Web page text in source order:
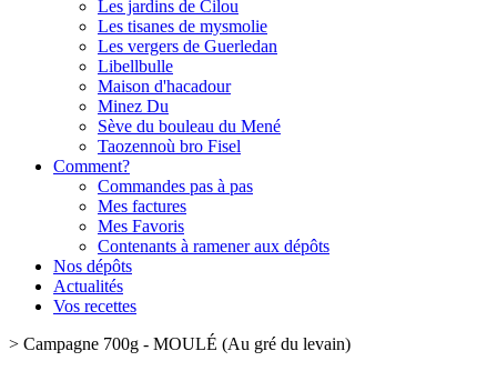
Les jardins de Cilou
Les tisanes de mysmolie
Les vergers de Guerledan
Libellbulle
Maison d'hacadour
Minez Du
Sève du bouleau du Mené
Taozennoù bro Fisel
Comment?
Commandes pas à pas
Mes factures
Mes Favoris
Contenants à ramener aux dépôts
Nos dépôts
Actualités
Vos recettes
> Campagne 700g - MOULÉ (Au gré du levain)